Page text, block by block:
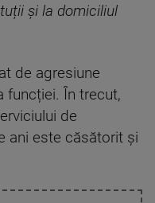
și la domiciliul
de agresiune
funcției. În trecut,
de
ani este căsătorit și